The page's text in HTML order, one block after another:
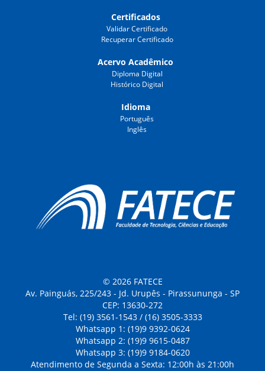
Certificados
Validar Certificado
Recuperar Certificado
Acervo Acadêmico
Diploma Digital
Histórico Digital
Idioma
Português
Inglês
© 2026 FATECE
Av. Painguás, 225/243 - Jd. Urupês - Pirassununga - SP
CEP: 13630-272
Tel: (19) 3561-1543 / (16) 3505-3333
Whatsapp 1: (19)9 9392-0624
Whatsapp 2: (19)9 9615-0487
Whatsapp 3: (19)9 9184-0620
Atendimento de Segunda a Sexta: 12:00h às 21:00h